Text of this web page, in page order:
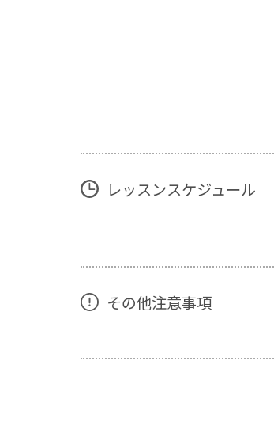
レッスンスケジュール
その他注意事項